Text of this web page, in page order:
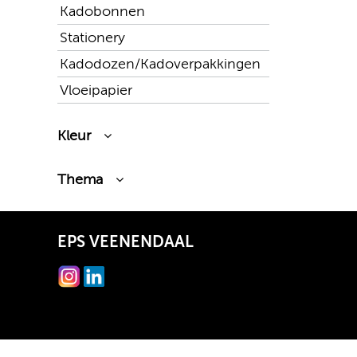
Kadobonnen
Stationery
Kadodozen/Kadoverpakkingen
Vloeipapier
Kleur
Zwart
Thema
EPS VEENENDAAL